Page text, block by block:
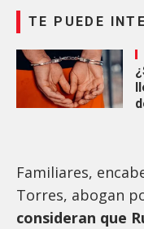
TE PUEDE
Familiares,
Torres, abogan
consideran que